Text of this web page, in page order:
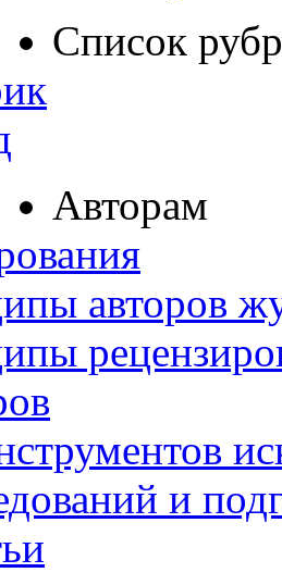
Список
Авторам
авторов
и